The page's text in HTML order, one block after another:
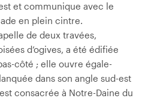
et communique avec le
en plein cintre.
de deux travées,
d’ogives, a été édifiée
côté ; elle ouvre égale­
dans son angle sud-est
consacrée à Notre-Daine du